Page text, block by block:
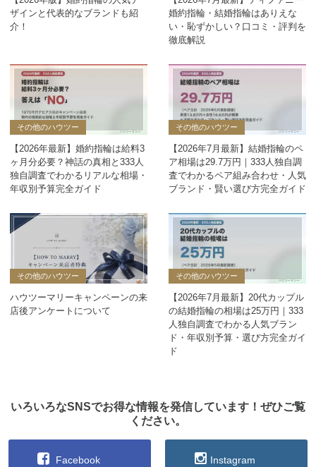
ザインと代表的なブランドも紹
介！
婚約指輪・結婚指輪はありえな
い・恥ずかしい？口コミ・評判を
徹底解説
その他のハウツー
【2026年最新】婚約指輪は給料3
ヶ月分必要？神話の真相と333人
独自調査でわかるリアルな相場・
年収別予算完全ガイド
その他のハウツー
【2026年7月最新】結婚指輪のペ
ア相場は29.7万円｜333人独自調
査でわかるペア組み合わせ・人気
ブランド・賢い選び方完全ガイド
その他のハウツー
ハウツーマリーキャンペーンの来
店後アンケートについて
その他のハウツー
【2026年7月最新】20代カップル
の結婚指輪の相場は25万円｜333
人独自調査でわかる人気ブラン
ド・年収別予算・選び方完全ガイ
ド
いろいろなSNSでお得な情報を発信しています！ぜひご覧
ください。
Facebook Instagram